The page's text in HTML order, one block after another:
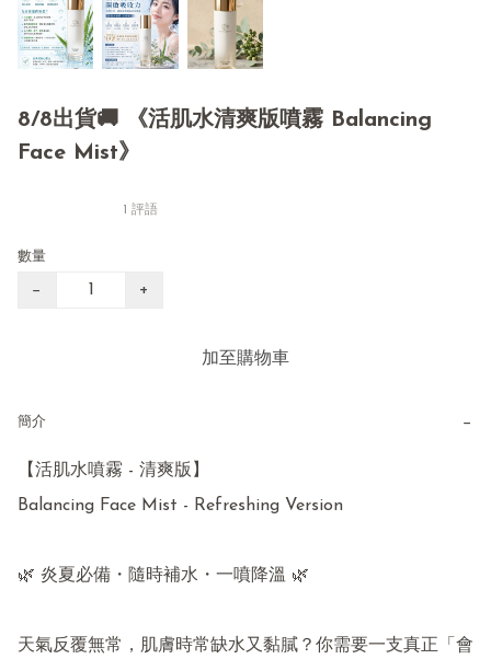
8/8出貨🚚 《活肌水清爽版噴霧 Balancing
Face Mist》
1 評語
數量
− +
加至購物車
簡介 −
【活肌水噴霧 - 清爽版】
Balancing Face Mist - Refreshing Version
🌿 炎夏必備・隨時補水・一噴降溫 🌿
天氣反覆無常，肌膚時常缺水又黏膩？你需要一支真正「會